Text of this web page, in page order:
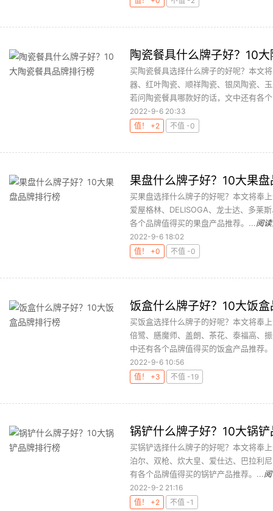
陶瓷餐具什么牌子好？10
买陶瓷餐具选择什么牌子的好呢？本文
器、红叶陶瓷、顺祥陶瓷、银凤陶瓷、
若问陶瓷餐具哪款好的话，文中还有各
2022-9-6 20:33
值！ +2
不值 -0
果盘什么牌子好？10大果
买果盘选择什么牌子的好呢？本文将奉
爱屋格林、DELISOGA、龙士达、多莱
各个品牌值得买的果盘产品推荐。...阅
2022-9-6 18:02
值！ +0
不值 -0
饭盒什么牌子好？10大饭
买饭盒选择什么牌子的好呢？本文将奉
倍鹭、膳魔师、盖朗、茶花、泰福高、
中还有各个品牌值得买的饭盒产品推荐
2022-9-6 10:56
值！ +3
不值 -19
锅铲什么牌子好？10大锅
买锅铲选择什么牌子的好呢？本文将奉
泊尔、双枪、炊大皇、爱仕达、巴拉利
有各个品牌值得买的锅铲产品推荐。...
2022-9-2 21:16
值！ +2
不值 -1